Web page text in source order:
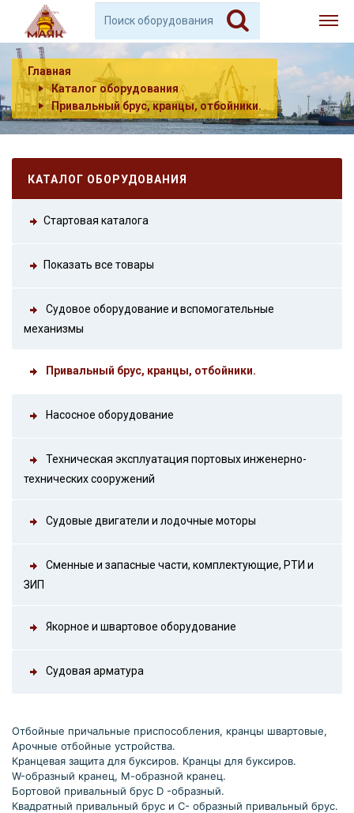
Главная
Каталог оборудования
Привальный брус, кранцы, отбойники.
КАТАЛОГ ОБОРУДОВАНИЯ
Стартовая каталога
Показать все товары
Судовое оборудование и вспомогательные
механизмы
Привальный брус, кранцы, отбойники.
Насосное оборудование
Техническая эксплуатация портовых инженерно-
технических сооружений
Судовые двигатели и лодочные моторы
Сменные и запасные части, комплектующие, РТИ и
ЗИП
Якорное и швартовое оборудование
Судовая арматура
Отбойные причальные приспособления, кранцы швартовые,
Арочные отбойные устройства.
Кранцевая защита для буксиров. Кранцы для буксиров.
W-образный кранец, М-образной кранец.
Бортовой привальный брус D -образный.
Квадратный привальный брус и С- образный привальный брус.